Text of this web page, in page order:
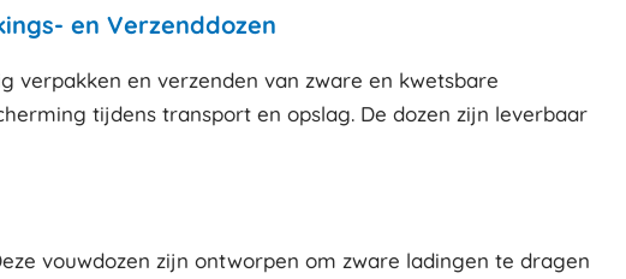
en Verzenddozen
verpakken en verzenden van zware en kwetsbare
tijdens transport en opslag. De dozen zijn leverbaar
vouwdozen zijn ontworpen om zware ladingen te dragen